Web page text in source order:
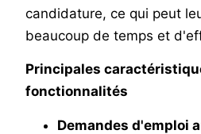
candidature, ce qui peut
beaucoup de temps et
Principales
fonctionnalités
Demandes d'emploi